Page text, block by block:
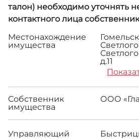
талон) необходимо уточнять
контактного лица
Местонахождение
имущества
д.11
Собственник
имущества
ООО
Управляющий